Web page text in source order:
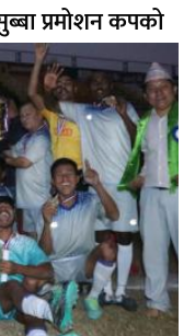
प्रमोशन कपको